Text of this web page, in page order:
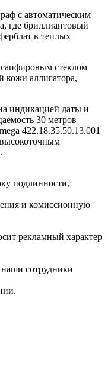
с автоматическим
где бриллиантовый
в теплых
стеклом
кожи аллигатора,
индикацией даты и
30 метров
422.18.35.50.13.001
подлинности,
и комиссионную
рекламный характер
сотрудники